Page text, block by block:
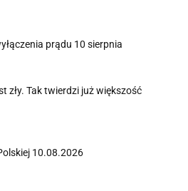
prądu 10 sierpnia
zły. Tak twierdzi już większość
10.08.2026